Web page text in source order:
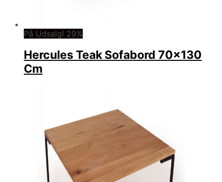
På Udsalg! 29%
Hercules Teak Sofabord 70×130
Cm